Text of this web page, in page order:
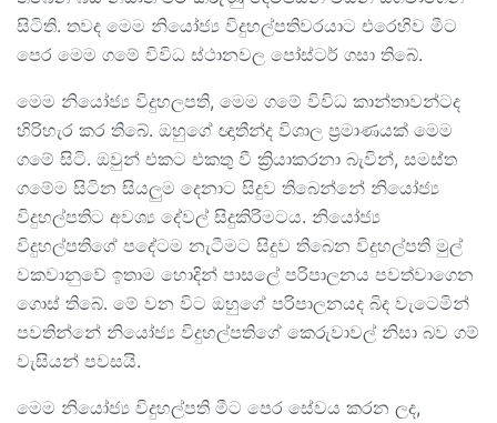
සිටිති. තවද මෙම නියෝජ්‍ය විදුහල්පතිවරයාට එරෙහිව මීට
පෙර මෙම ගමේ විවිධ ස්ථානවල පෝස්ටර් ගසා තිබේ.
මෙම නියෝජ්‍ය විදුහලපති, මෙම ගමේ විවිධ කාන්තාවන්ටද
හිරිහැර කර තිබේ. ඔහුගේ ඥාතීන්ද විශාල ප්‍රමාණයක් මෙම
ගමේ සිටි. ඔවුන් එකට එකතු වී ක්‍රියාකරනා බැවින්, සමස්ත
ගමේම සිටින සියලුම දෙනාට සිදුව තිබෙන්නේ නියෝජ්‍ය
විදුහල්පතිට අවශ්‍ය දේවල් සිදුකිරිමටය. නියෝජ්‍ය
විදුහල්පතිගේ පදේටම නැටීමට සිදුව තිබෙන විදුහල්පති මුල්
වකවානුවේ ඉතාම හොදින් පාසලේ පරිපාලනය පවත්වාගෙන
ගොස් තිබේ. මේ වන විට ඔහුගේ පරිපාලනයද බිද වැටෙමින්
පවතින්නේ නියෝජ්‍ය විදුහල්පතිගේ කෙරුවාවල් නිසා බව ගම්
වැසියන් පවසයි.
මෙම නියෝජ්‍ය විදුහල්පති මීට පෙර සේවය කරන ලද,